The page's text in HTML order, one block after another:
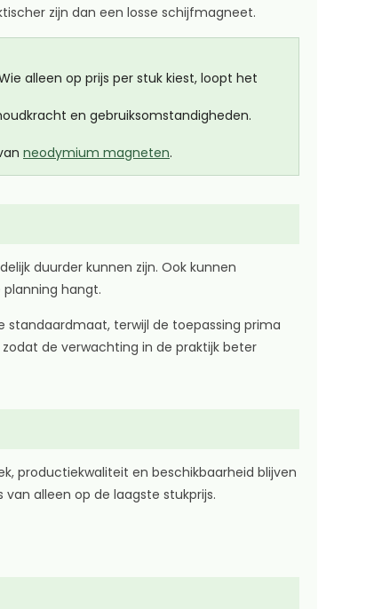
zijn dan een losse schijfmagneet.
alleen op prijs per stuk kiest, loopt het
en gebruiksomstandigheden.
neodymium magneten.
duurder kunnen zijn. Ook kunnen
hangt.
standaardmaat, terwijl de toepassing prima
de verwachting in de praktijk beter
productiekwaliteit en beschikbaarheid blijven
alleen op de laagste stukprijs.